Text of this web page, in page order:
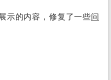
示的内容，修复了一些问